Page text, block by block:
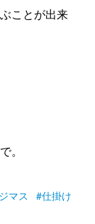
ことが出来
。
マス 仕掛け